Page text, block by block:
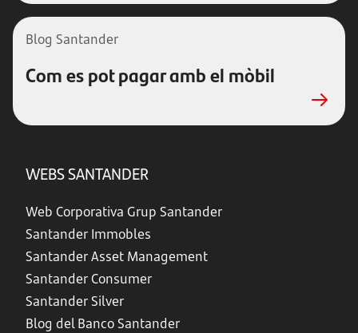
Blog Santander
Com es pot pagar amb el mòbil
WEBS SANTANDER
Web Corporativa Grup Santander
Santander Immobles
Santander Asset Management
Santander Consumer
Santander Silver
Blog del Banco Santander